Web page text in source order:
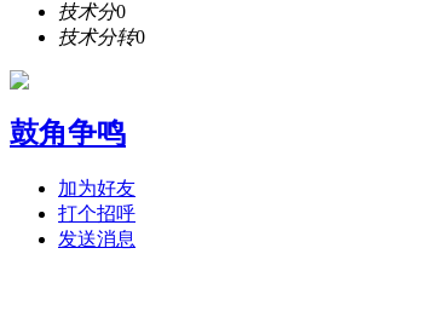
技术分0
技术分转0
鼓角争鸣
加为好友
打个招呼
发送消息